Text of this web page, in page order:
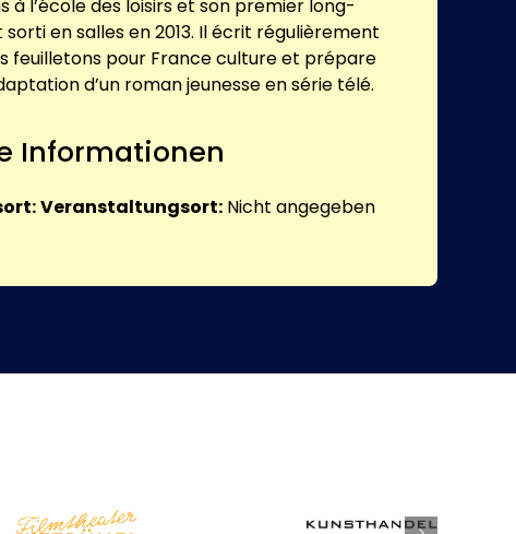
à l’école des loisirs et son premier long-
en salles en 2013. Il écrit régulièrement
feuilletons pour France culture et prépare
d’un roman jeunesse en série télé.
Informationen
Veranstaltungsort: Nicht angegeben